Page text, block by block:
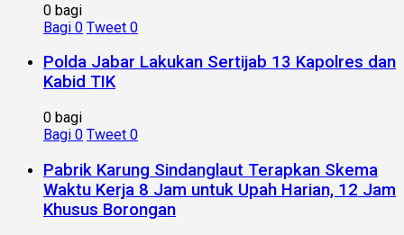
0 bagi
Bagi 0 Tweet 0
Polda Jabar Lakukan Sertijab 13 Kapolres dan
Kabid TIK
0 bagi
Bagi 0 Tweet 0
Pabrik Karung Sindanglaut Terapkan Skema
Waktu Kerja 8 Jam untuk Upah Harian, 12 Jam
Khusus Borongan